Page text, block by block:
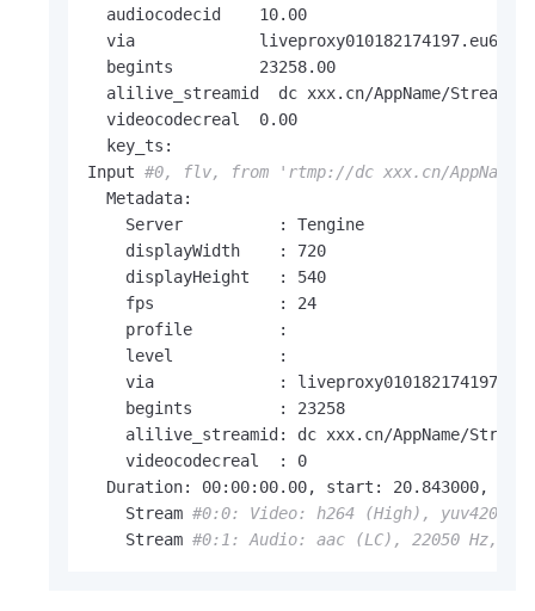
  audiocodecid    10.00
via
  begints         23258.00
alilive_streamid  dc xxx.cn/AppName/
  videocodecreal  0.00
  key_ts:
Input #0, flv, from 'rtmp://dc xxx.cn/AppName/
  Metadata:
    Server          : Tengine
    displayWidth    : 720
    displayHeight   : 540
    fps             : 24
    profile         :
    level           :
via             :
    begints         : 23258
alilive_streamid: dc xxx.cn/AppName/
    videocodecreal  : 0
Duration: 00:00:00.00, start: 20.843000,
    Stream
#0:0: Video: h264 (High), yuv420p,
    Stream
#0:1: Audio: aac (LC), 22050 Hz,